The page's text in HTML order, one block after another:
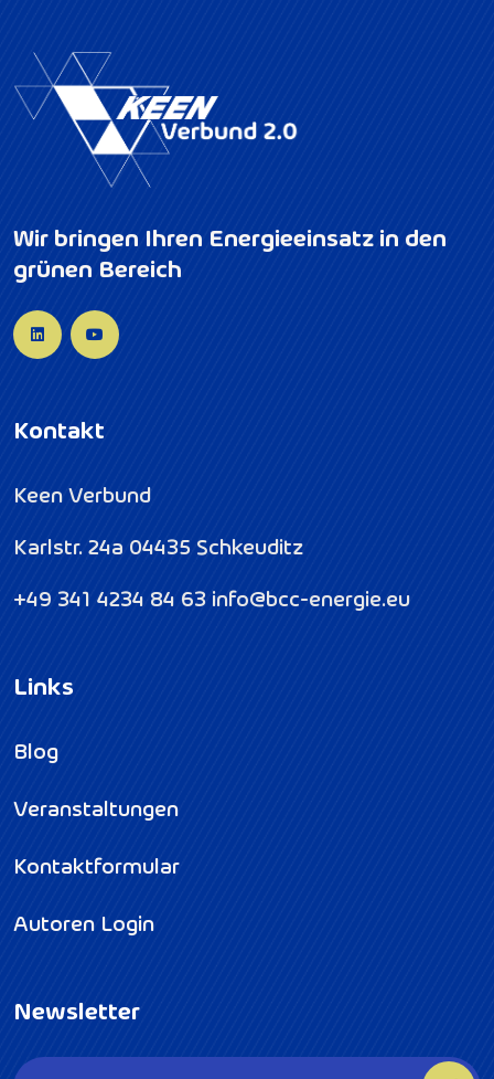
Wir bringen Ihren Energieeinsatz in den
grünen Bereich
Kontakt
Keen Verbund
Karlstr. 24a 04435 Schkeuditz
+49 341 4234 84 63 info@bcc-energie.eu
Links
Blog
Veranstaltungen
Kontaktformular
Autoren Login
Newsletter